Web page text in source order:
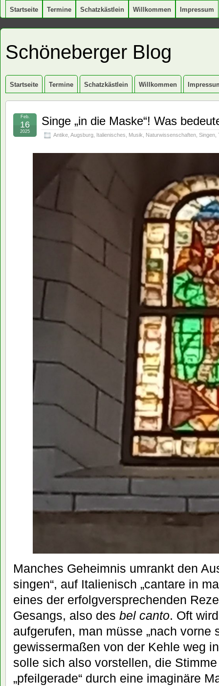
Startseite Termine Schatzkästlein Willkommen Impressum
Schöneberger Blog
Startseite Termine Schatzkästlein Willkommen
Singe „in die Maske“! Was
Antike Augsburg Italienisches Musik Naturwissenschaften Singen
Feb.
16
2025
Manches Geheimnis umrankt den
singen“, auf Italienisch „cantare in
eines der erfolgversprechenden
Gesangs, also des bel canto. Oft
aufgerufen, man müsse „nach vorne
gewissermaßen von der Kehle weg
solle sich also vorstellen, die Stimme
„pfeilgerade“ durch eine imaginäre